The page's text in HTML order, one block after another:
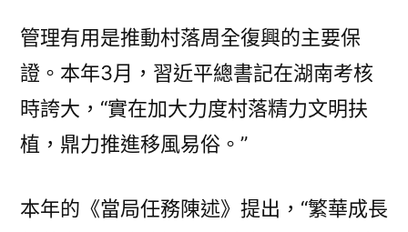
管理有用是推動村落周全復興的主要保
證。本年3月，習近平總書記在湖南考核
時誇大，“實在加大力度村落精力文明扶
植，鼎力推進移風易俗。”
本年的《當局任務陳述》提出，“繁華成長